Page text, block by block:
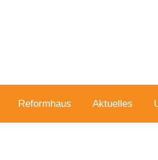
Reformhaus Aktuelles